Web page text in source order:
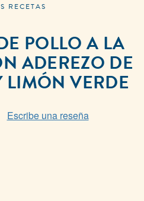
RECETAS
POLLO A LA
ADEREZO DE
LIMÓN VERDE
Escribe una reseña